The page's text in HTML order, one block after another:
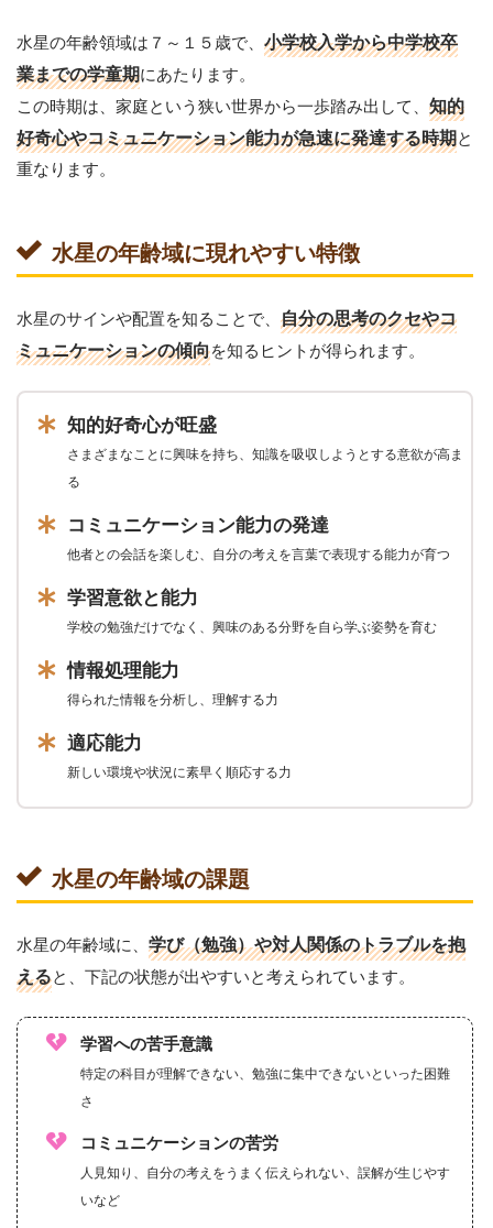
水星の年齢領域は７～１５歳で、 小学校入学から中学校卒
業までの学童期にあたります。
この時期は、家庭という狭い世界から一歩踏み出して、 知的
好奇心やコミュニケーション能力が急速に発達する時期と
重なります。
水星の年齢域に現れやすい特徴
水星のサインや配置を知ることで、 自分の思考のクセやコ
ミュニケーションの傾向を知るヒントが得られます。
知的好奇心が旺盛
さまざまなことに興味を持ち、知識を吸収しようとする意欲が高ま
る
コミュニケーション能力の発達
他者との会話を楽しむ、自分の考えを言葉で表現する能力が育つ
学習意欲と能力
学校の勉強だけでなく、興味のある分野を自ら学ぶ姿勢を育む
情報処理能力
得られた情報を分析し、理解する力
適応能力
新しい環境や状況に素早く順応する力
水星の年齢域の課題
水星の年齢域に、 学び（勉強）や対人関係のトラブルを抱
えると、下記の状態が出やすいと考えられています。
学習への苦手意識
特定の科目が理解できない、勉強に集中できないといった困難
さ
コミュニケーションの苦労
人見知り、自分の考えをうまく伝えられない、誤解が生じやす
いなど